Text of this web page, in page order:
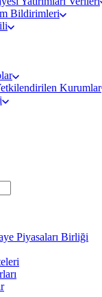
Bildirimleri
Kurumlar
Piyasaları Birliği